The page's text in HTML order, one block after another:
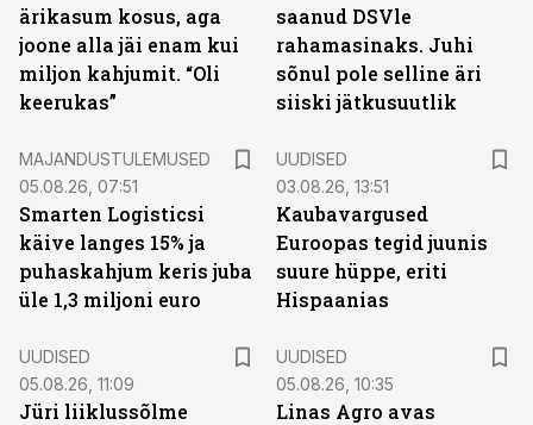
ärikasum kosus, aga
joone alla jäi enam kui
miljon kahjumit. “Oli
keerukas”
saanud DSVle
rahamasinaks. Juhi
sõnul pole selline äri
siiski jätkusuutlik
MAJANDUSTULEMUSED
05.08.26, 07:51
Smarten Logisticsi
käive langes 15% ja
puhaskahjum keris juba
üle 1,3 miljoni euro
UUDISED
03.08.26, 13:51
Kaubavargused
Euroopas tegid juunis
suure hüppe, eriti
Hispaanias
UUDISED
05.08.26, 11:09
Jüri liiklussõlme
UUDISED
05.08.26, 10:35
Linas Agro avas